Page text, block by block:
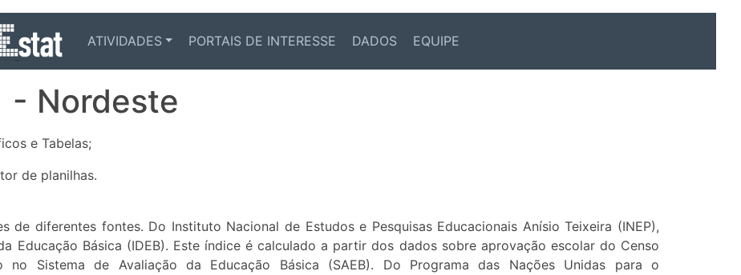
ATIVIDADES PORTAIS DE INTERESSE DADOS EQUIPE
- Nordeste
e Tabelas;
de planilhas.
de diferentes fontes. Do Instituto Nacional de Estudos e Pesquisas Educacionais Anísio Teixeira (INEP),
Educação Básica (IDEB). Este índice é calculado a partir dos dados sobre aprovação escolar do Censo
no Sistema de Avaliação da Educação Básica (SAEB). Do Programa das Nações Unidas para o